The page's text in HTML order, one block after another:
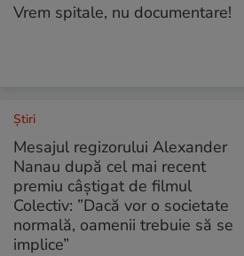
Vrem spitale, nu documentare!
Ştiri
Mesajul regizorului Alexander
Nanau după cel mai recent
premiu câștigat de filmul
Colectiv: ”Dacă vor o societate
normală, oamenii trebuie să se
implice”